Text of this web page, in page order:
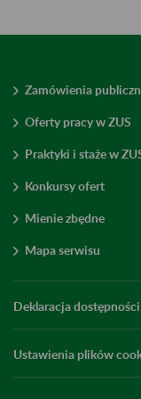
Zamówienia
Oferty pracy w ZUS
Praktyki i staże w
Konkursy ofert
Mienie zbędne
Mapa serwisu
Deklaracja dostępności
Ustawienia plików